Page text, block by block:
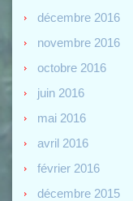
décembre 2016
novembre 2016
octobre 2016
juin 2016
mai 2016
avril 2016
février 2016
décembre 2015